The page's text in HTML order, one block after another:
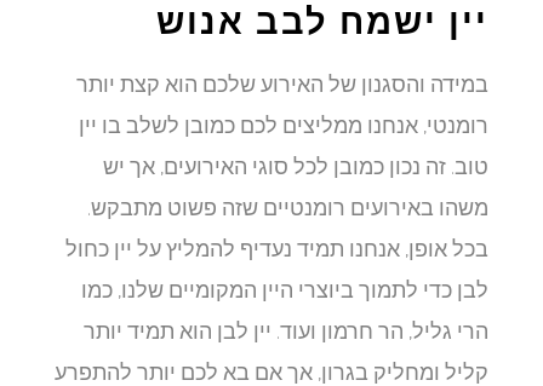
יין ישמח לבב אנוש
במידה והסגנון של האירוע שלכם הוא קצת יותר
רומנטי, אנחנו ממליצים לכם כמובן לשלב בו יין
טוב. זה נכון כמובן לכל סוגי האירועים, אך יש
משהו באירועים רומנטיים שזה פשוט מתבקש.
בכל אופן, אנחנו תמיד נעדיף להמליץ על יין כחול
לבן כדי לתמוך ביוצרי היין המקומיים שלנו, כמו
הרי גליל, הר חרמון ועוד. יין לבן הוא תמיד יותר
קליל ומחליק בגרון, אך אם בא לכם יותר להתפרע